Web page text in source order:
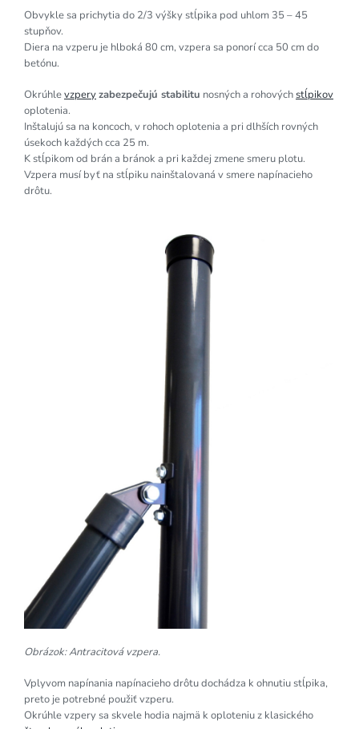
Obvykle sa prichytia do 2/3 výšky stĺpika pod uhlom 35 – 45
stupňov.
Diera na vzperu je hlboká 80 cm, vzpera sa ponorí cca 50 cm do
betónu.
Okrúhlevzperyzabezpečujú stabilitu nosných a rohovýchstĺpikov
oplotenia.
Inštalujú sa na koncoch, v rohoch oplotenia a pri dlhších rovných
úsekoch každých cca 25 m.
K stĺpikom od brán a bránok a pri každej zmene smeru plotu.
Vzpera musí byť na stĺpiku nainštalovaná v smere napínacieho
drôtu.
Obrázok: Antracitová vzpera.
Vplyvom napínania napínacieho drôtu dochádza k ohnutiu stĺpika,
preto je potrebné použiť vzperu.
Okrúhle vzpery sa skvele hodia najmä k oploteniu z klasického